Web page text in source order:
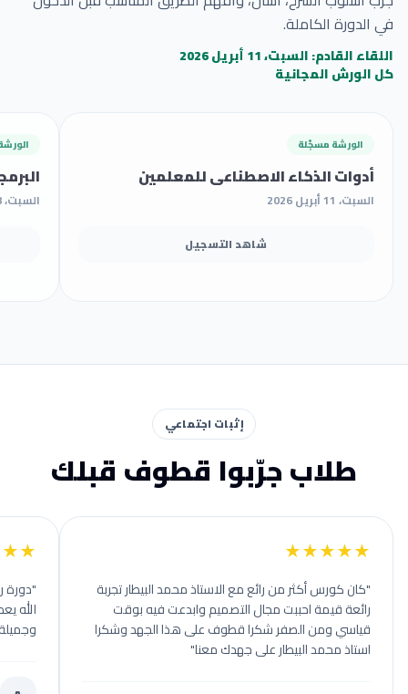
في الدورة الكاملة.
اللقاء القادم: السبت، 11 أبريل 2026
كل الورش المجانية
الورشة مسجّلة
أدوات الذكاء الاصطناعي للمعلمين
السبت، 11 أبريل 2026
شاهد التسجيل
السبت، 18 أبريل 2026
إثبات اجتماعي
طلاب جرّبوا قطوف قبلك
★★★★★
"كان كورس أكثر من رائع مع الاستاذ محمد البيطار تجربة
رائعة قيمة احببت مجال التصميم وابدعت فيه بوقت
قياسي ومن الصفر شكرا قطوف على هذا الجهد وشكرا
استاذ محمد البيطار على جهدك معنا"
"دورة
الله